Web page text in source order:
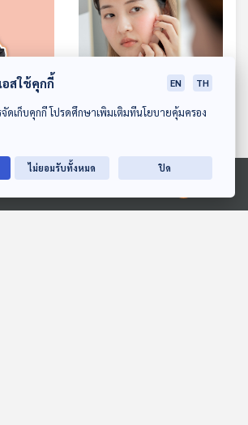
Application
แพร่ภาพสาธารณะแห่งประเทศไทย
ษย์เป็ด
ดสัก
EP. 1074: อาการแบบไหน
โรงหมอ
สใช้คุกกี้ EN TH
จัดเก็บคุกกี้ โปรดศึกษาเพิ่มเติมที่นโยบายคุ้มครอง
ไม่ยอมรับทั้งหมด ปิด